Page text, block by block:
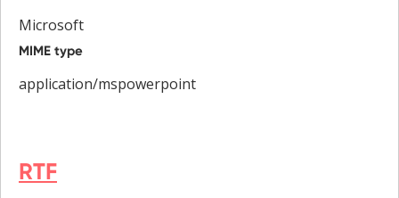
Microsoft
MIME type
application/mspowerpoint
RTF